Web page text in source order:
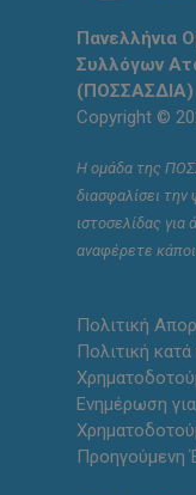
Πανελλήνια
Συλλόγων
(ΠΟΣΣΑΣΔΙΑ)
Copyright ©
Η ομάδα της
διασφαλίσει
ιστοσελίδας
αναφέρετε
Πολιτική
Πολιτική
Ενημέρωση
Προηγούμενη